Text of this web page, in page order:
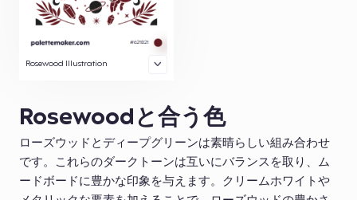
Rosewood Illustration
Rosewoodと合う色
ローズウッドとディープグリーンは素晴らしい組み合わせ
です。これらのダークトーンは互いにバランスを取り、ム
ードボードに豊かな印象を与えます。クリームホワイトや